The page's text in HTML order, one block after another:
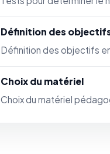
Définition des
Définition des objectifs
Choix du matériel
Choix du matériel